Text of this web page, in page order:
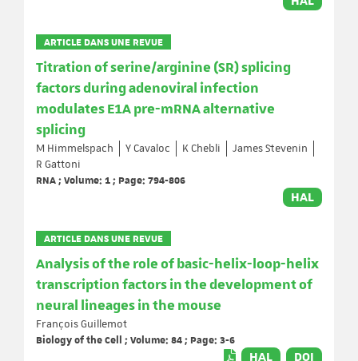
ARTICLE DANS UNE REVUE
Titration of serine/arginine (SR) splicing
factors during adenoviral infection
modulates E1A pre-mRNA alternative
splicing
M Himmelspach Y Cavaloc K Chebli
James Stevenin
R Gattoni
RNA ; Volume: 1 ; Page: 794-806
HAL
ARTICLE DANS UNE REVUE
Analysis of the role of basic-helix-loop-helix
transcription factors in the development of
neural lineages in the mouse
François Guillemot
Biology of the Cell ; Volume: 84 ; Page: 3-6
HAL DOI